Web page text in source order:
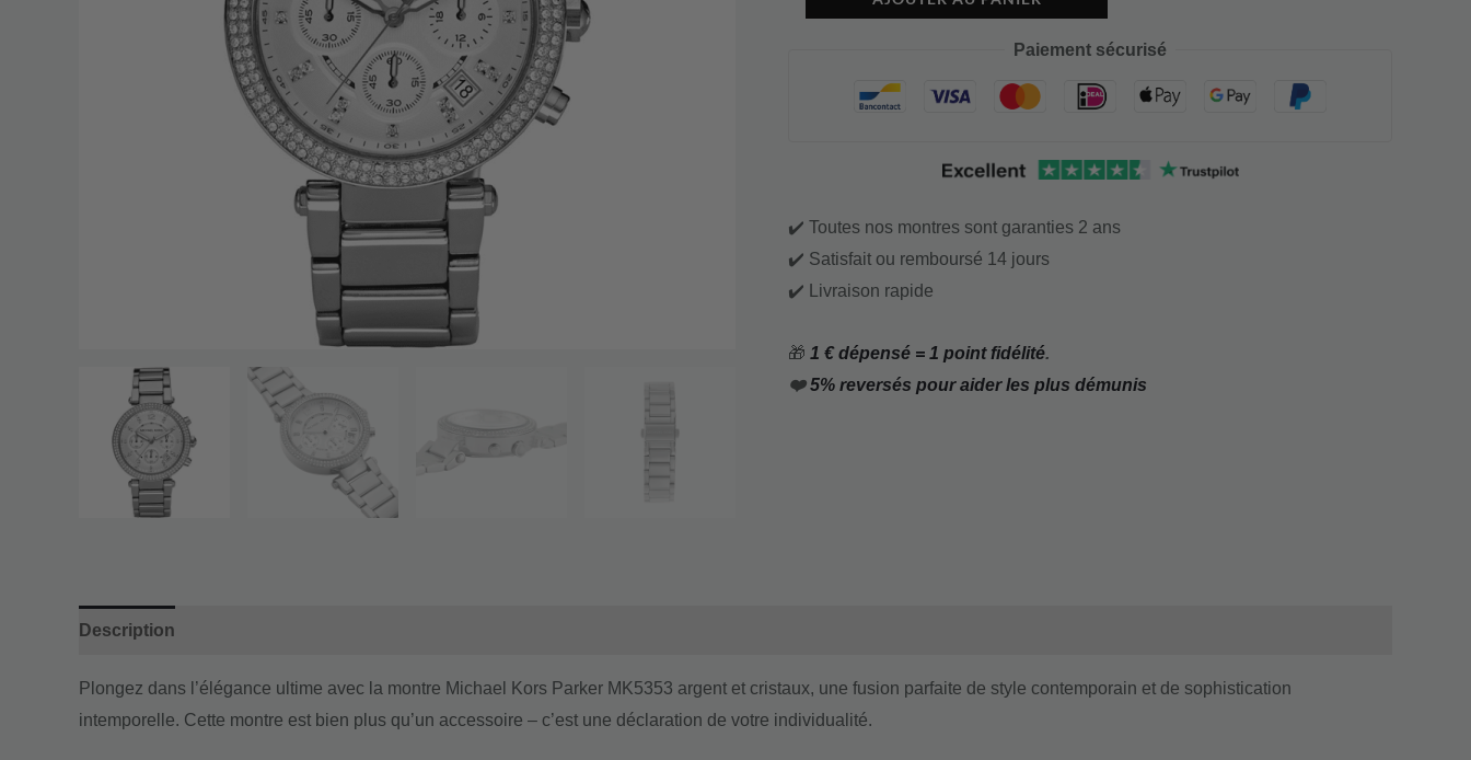
Paiement sécurisé
✔️ Toutes nos montres sont garanties 2 ans
✔️ Satisfait ou remboursé 14 jours
✔️ Livraison rapide
🎁 1 € dépensé = 1 point fidélité.
❤️5% reversés pour aider les plus démunis
Description
Plongez dans l’élégance ultime avec la montre Michael Kors Parker MK5353 argent et cristaux, une fusion parfaite de style contemporain et de sophistication
intemporelle. Cette montre est bien plus qu’un accessoire – c’est une déclaration de votre individualité.